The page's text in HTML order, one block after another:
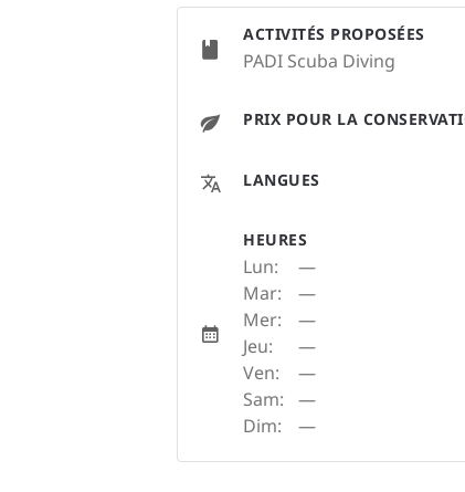
ACTIVITÉS PROPOSÉES
PADI Scuba Diving
PRIX POUR LA
LANGUES
HEURES
Lun:
—
Mar:
—
Mer:
—
Jeu:
—
Ven:
—
Sam:
—
Dim:
—